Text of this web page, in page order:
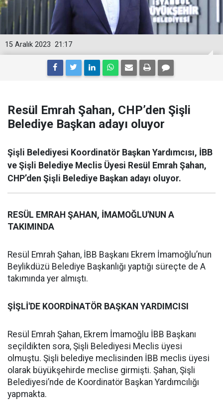
21:17
15 Aralık 2023
Resül Emrah Şahan, CHP’den Şişli
Belediye Başkan adayı oluyor
Şişli Belediyesi Koordinatör Başkan Yardımcısı, İBB
ve Şişli Belediye Meclis Üyesi Resül Emrah Şahan,
CHP’den Şişli Belediye Başkan adayı oluyor.
RESÜL EMRAH ŞAHAN, İMAMOĞLU'NUN A
TAKIMINDA
Resül Emrah Şahan, İBB Başkanı Ekrem İmamoğlu’nun
Beylikdüzü Belediye Başkanlığı yaptığı süreçte de A
takımında yer almıştı.
ŞİŞLİ'DE KOORDİNATÖR BAŞKAN YARDIMCISI
Resül Emrah Şahan, Ekrem İmamoğlu İBB Başkanı
seçildikten sora, Şişli Belediyesi Meclis üyesi
olmuştu. Şişli belediye meclisinden İBB meclis üyesi
olarak büyükşehirde meclise girmişti. Şahan, Şişli
Belediyesi’nde de Koordinatör Başkan Yardımcılığı
yapmakta.